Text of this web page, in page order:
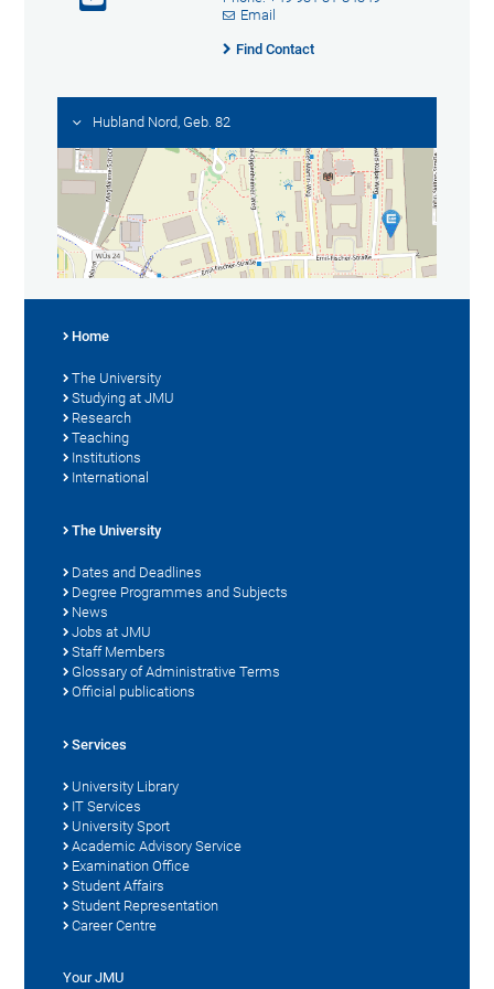
Email
Find Contact
Hubland Nord, Geb. 82
Home
The University
Studying at JMU
Research
Teaching
Institutions
International
The University
Dates and Deadlines
Degree Programmes and Subjects
News
Jobs at JMU
Staff Members
Glossary of Administrative Terms
Official publications
Services
University Library
IT Services
University Sport
Academic Advisory Service
Examination Office
Student Affairs
Student Representation
Career Centre
Your JMU